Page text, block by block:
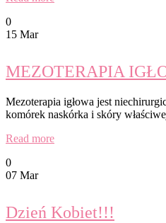
0
15 Mar
MEZOTERAPIA
Mezoterapia igłowa jest
komórek naskórka i skóry
Read more
0
07 Mar
Dzień Kobiet!!!